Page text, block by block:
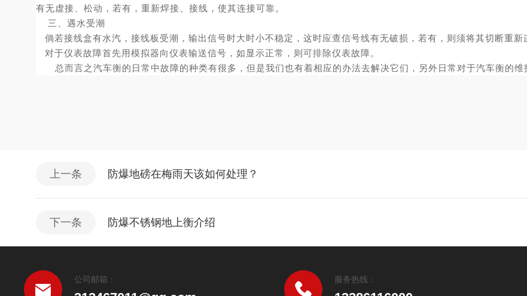
有无虚接、松动，若有，重新焊接、接线，使其连接可靠。
三、遇水受潮
倘若接线盒有水汽，接线板受潮，输出信号时大时小不稳定，这时应查信号线有无破损，若有，则须将其切断重新
对于仪表故障首先用模拟器向仪表输送信号，如显示正常，则可排除仪表故障。
总而言之汽车衡的日常中故障的种类有很多，但是我们也有着相应的办法去解决它们，另外日常对于汽车衡的维
上一条 防爆地磅在梅雨天该如何处理？
下一条 防爆不锈钢地上衡介绍
公司邮箱： 服务热线：